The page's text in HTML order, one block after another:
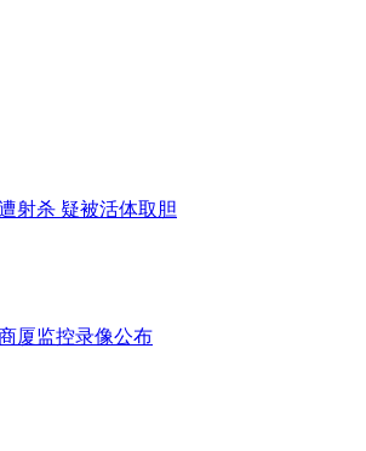
射杀 疑被活体取胆
厦监控录像公布